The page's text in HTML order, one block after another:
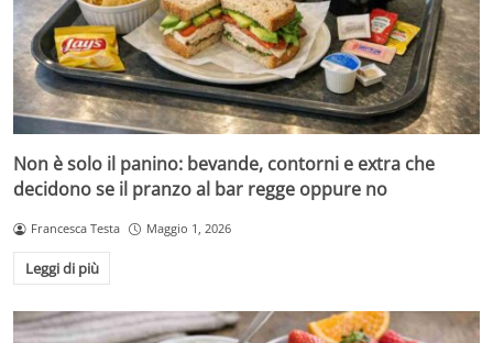
Non è solo il panino: bevande, contorni e extra che
decidono se il pranzo al bar regge oppure no
Francesca Testa Maggio 1, 2026
Leggi di più